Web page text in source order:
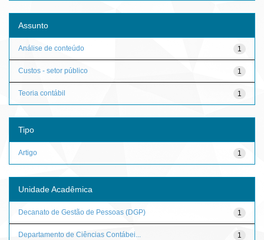
Assunto
1
Análise de conteúdo
1
Custos - setor público
1
Teoria contábil
Tipo
1
Artigo
Unidade Acadêmica
1
Decanato de Gestão de Pessoas (DGP)
1
Departamento de Ciências Contábei...